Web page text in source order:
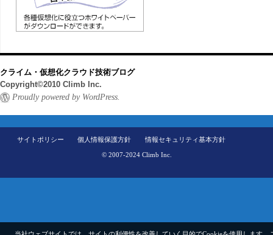
クライム・仮想化クラウド技術ブログ
Copyright©2010 Climb Inc.
Proudly powered by WordPress.
サイトポリシー 個人情報保護方針 情報セキュリティ基本方針
© 2007-2024 Climb Inc.